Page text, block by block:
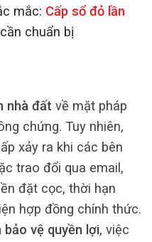
mắc: Cấp sổ đỏ lần
chuẩn bị
nhà đất về mặt pháp
chứng. Tuy nhiên,
xảy ra khi các bên
trao đổi qua email,
đặt cọc, thời hạn
hợp đồng chính thức.
bảo vệ quyền lợi, việc